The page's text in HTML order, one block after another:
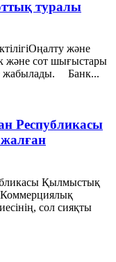
туралы
және
сот шығыстары
жабылады. Банк...
Республикасы
Қылмыстық
Коммерциялық
сол сияқты